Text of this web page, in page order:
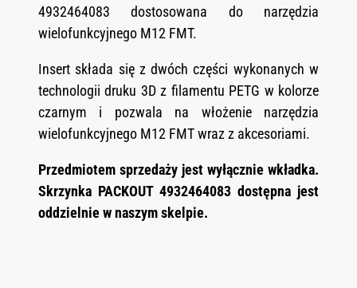
4932464083 dostosowana do narzędzia
wielofunkcyjnego M12 FMT.
Insert składa się z dwóch części wykonanych w
technologii druku 3D z filamentu PETG w kolorze
czarnym i pozwala na włożenie narzędzia
wielofunkcyjnego M12 FMT wraz z akcesoriami.
Przedmiotem sprzedaży jest wyłącznie wkładka.
Skrzynka PACKOUT 4932464083 dostępna jest
oddzielnie w naszym skelpie.